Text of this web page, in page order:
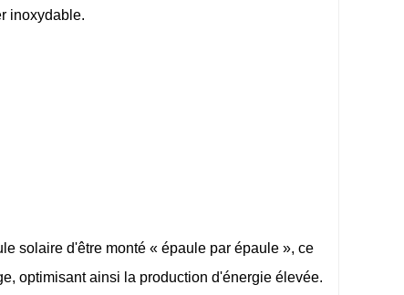
inoxydable.
solaire d'être monté « épaule par épaule », ce
optimisant ainsi la production d'énergie élevée.